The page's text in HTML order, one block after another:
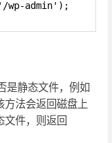
wp-admin');
是静态文件，例如
方法会返回磁盘上
文件，则返回